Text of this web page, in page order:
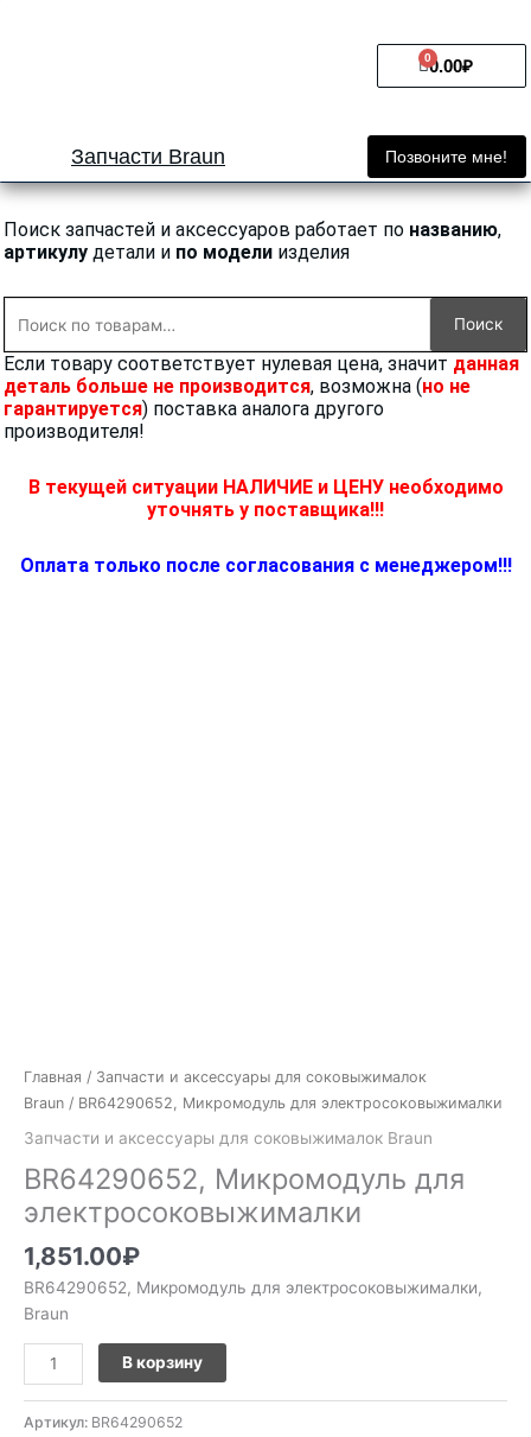
0.00₽
0
Cart
Запчасти Braun Позвоните мне!
Поиск запчастей и аксессуаров работает по названию,
артикулу детали и по модели изделия
Поиск
Если товару соответствует нулевая цена, значит данная
деталь больше не производится, возможна (но не
гарантируется) поставка аналога другого
производителя!
В текущей ситуации НАЛИЧИЕ и ЦЕНУ необходимо
уточнять у поставщика!!!
Оплата только после согласования с менеджером!!!
Главная / Запчасти и аксессуары для соковыжималок
Braun / BR64290652, Микромодуль для электросоковыжималки
Запчасти и аксессуары для соковыжималок Braun
BR64290652, Микромодуль для
электросоковыжималки
1,851.00₽
BR64290652, Микромодуль для электросоковыжималки,
Braun
В корзину
Артикул: BR64290652